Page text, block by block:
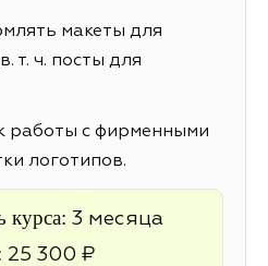
макеты для
т. ч. посты для
работы с фирменными
логотипов.
курса: 3 месяца
25 300 ₽